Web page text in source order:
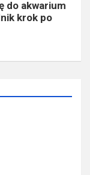
do akwarium
krok po